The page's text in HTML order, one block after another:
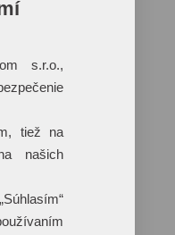
s.r.o.,
tiež na
našich